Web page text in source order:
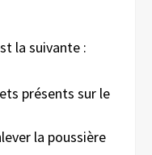
la suivante :
présents sur le
la poussière